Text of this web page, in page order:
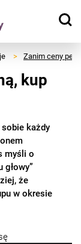
> Zanim ceny
kup
każdy
myśli o
głowy”
że
w okresie